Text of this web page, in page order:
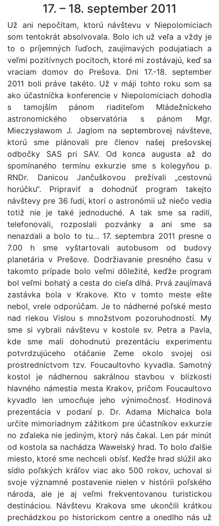
17. – 18. september 2011
Už ani nepočítam, ktorú návštevu v Niepolomiciach
som tentokrát absolvovala. Bolo ich už veľa a vždy je
to o príjemných ľuďoch, zaujímavých podujatiach a
veľmi pozitívnych pocitoch, ktoré mi zostávajú, keď sa
vraciam domov do Prešova. Dni 17.-18. september
2011 boli práve takéto. Už v máji tohto roku som sa
ako účastníčka konferencie v Niepolomiciach dohodla
s tamojším pánom riaditeľom Mládežníckeho
astronomického observatória s pánom Mgr.
Mieczysławom J. Jaglom na septembrovej návšteve,
ktorú sme plánovali pre členov našej prešovskej
odbočky SAS pri SAV. Od konca augusta až do
spomínaného termínu exkurzie sme s kolegyňou p.
RNDr. Danicou Jančuškovou prežívali „cestovnú
horúčku“. Pripraviť a dohodnúť program takejto
návštevy pre 36 ľudí, ktorí o astronómii už niečo vedia
totiž nie je také jednoduché. A tak sme sa radili,
telefonovali, rozposlali pozvánky a ani sme sa
nenazdali a bolo to tu… 17. septembra 2011 presne o
7.00 h sme vyštartovali autobusom od budovy
planetária v Prešove. Dodržiavanie presného času v
takomto prípade bolo veľmi dôležité, keďže program
bol veľmi bohatý a cesta do cieľa dlhá. Prvá zaujímavá
zastávka bola v Krakove. Kto v tomto meste ešte
nebol, vrele odporúčam. Je to nádherné poľské mesto
nad riekou Vislou s množstvom pozoruhodností. My
sme si vybrali návštevu v kostole sv. Petra a Pavla,
kde sme mali dohodnutú prezentáciu experimentu
potvrdzujúceho otáčanie Zeme okolo svojej osi
prostredníctvom tzv. Foucaultovho kyvadla. Samotný
kostol je nádhernou sakrálnou stavbou v blízkosti
hlavného námestia mesta Krakov, pričom Foucaultovo
kyvadlo len umocňuje jeho výnimočnosť. Hodinová
prezentácia v podaní p. Dr. Adama Michalca bola
určite mimoriadnym zážitkom pre účastníkov exkurzie
no zďaleka nie jediným, ktorý nás čakal. Len pár minút
od kostola sa nachádza Wawelský hrad. To bolo ďalšie
miesto, ktoré sme nechceli obísť. Keďže hrad slúžil ako
sídlo poľských kráľov viac ako 500 rokov, uchoval si
svoje významné postavenie nielen v histórii poľského
národa, ale je aj veľmi frekventovanou turistickou
destináciou. Návštevu Krakova sme ukončili krátkou
prechádzkou po historickom centre a onedlho nás už